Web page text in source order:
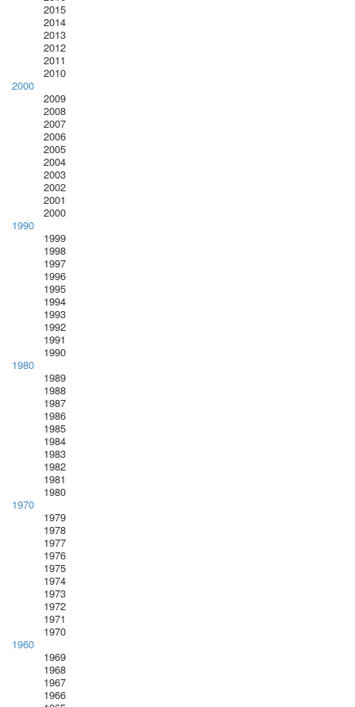
2015
2014
2013
2012
2011
2010
2000
2009
2008
2007
2006
2005
2004
2003
2002
2001
2000
1990
1999
1998
1997
1996
1995
1994
1993
1992
1991
1990
1980
1989
1988
1987
1986
1985
1984
1983
1982
1981
1980
1970
1979
1978
1977
1976
1975
1974
1973
1972
1971
1970
1960
1969
1968
1967
1966